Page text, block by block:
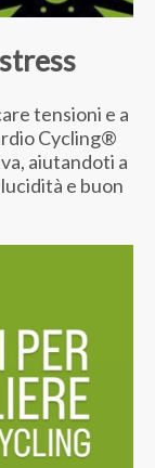
tensioni e a
Cycling®
aiutandoti a
e buon